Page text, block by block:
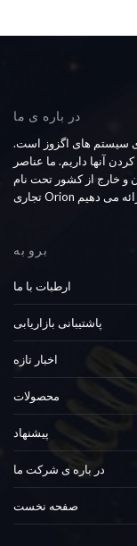
در باره ی ما
سیستم های اگزوز است.
آنها داریم. ما عناصر
و خارج از کشور تحت نام
برو به
ارطبات با ما
پاشتیبانی بازاریابی
اخبار تازه
محصولات
پیشنهاد
در باره ی شرکت ما
صفحه نخست